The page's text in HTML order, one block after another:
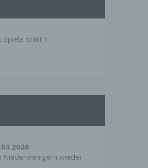
Spiele statt !!
Niederwenigern wieder